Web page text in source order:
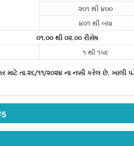
૨૦૧ થી ૪૦૦
૪૦૧ થી બધા
૦૧.૦૦ થી ૦૨.૦૦ રીસેષ
૧ થી ૧૫૯
તા.૨૬/૧૧/૨૦૨૪ ના નક્કી કરેલ છે.